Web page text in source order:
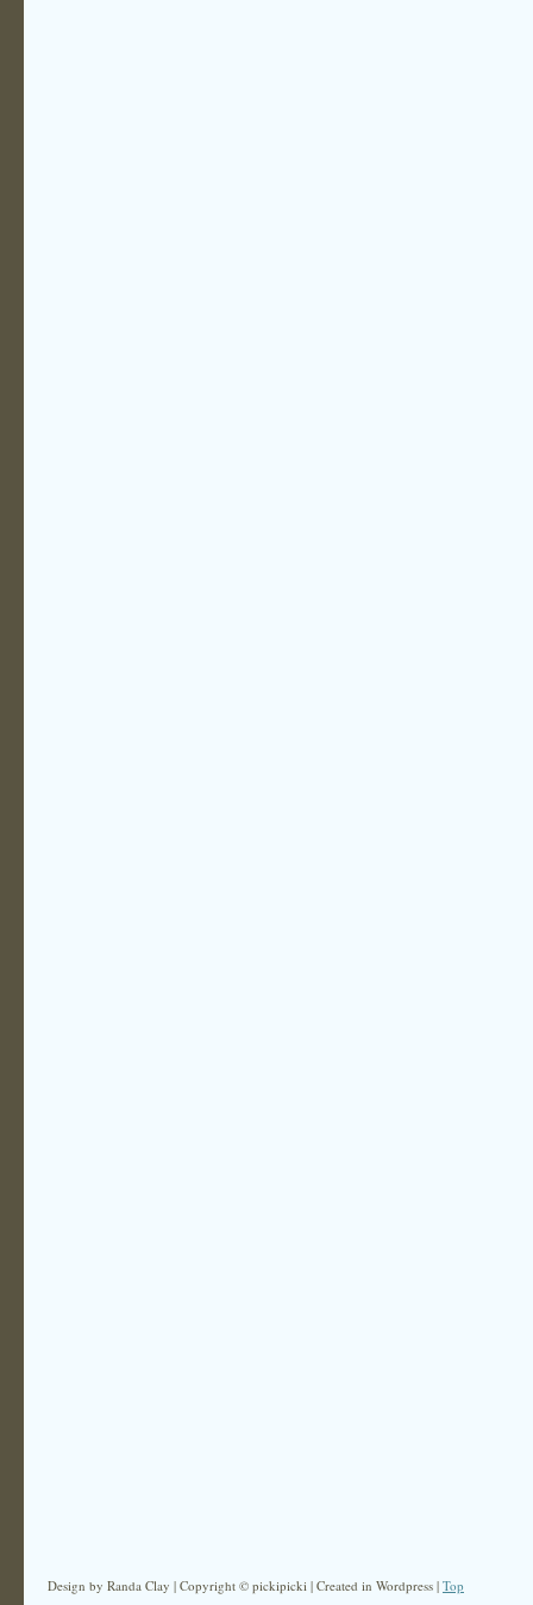
Design by Randa Clay | Copyright © pickipicki | Created in Wordpress | Top